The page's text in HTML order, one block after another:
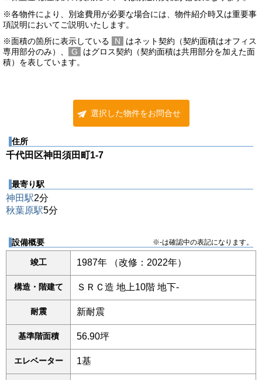
※各物件により、別途費用が必要な場合には、物件紹介時又は重要事
項説明においてご説明いたします。
※面積の箇所に表示している
N
はネット契約（契約面積はオフィス
専用部分のみ）、
G
はグロス契約（契約面積は共用部分を加えた面
積）を表しています。
選択した物件をお問合せ
住所
千代田区神田須田町1-7
最寄り駅
神田駅2分
秋葉原駅5分
設備概要 ※-は確認中の表記になります。
竣工 1987年 （改修：2022年）
構造・階建て ＳＲＣ造 地上10階 地下-
耐震 新耐震
基準階面積 56.90坪
エレベーター 1基